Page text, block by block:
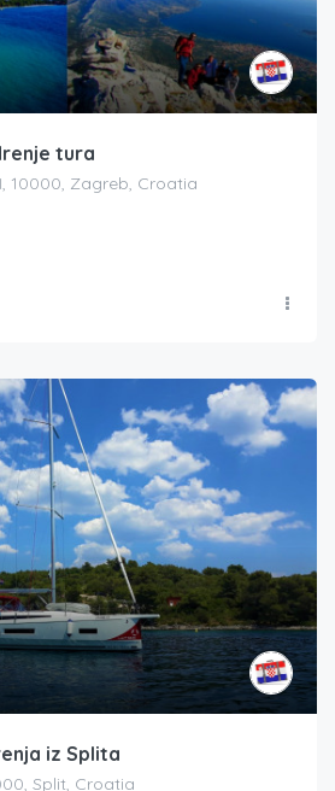
tura
10000, Zagreb, Croatia
iz Splita
Split, Croatia